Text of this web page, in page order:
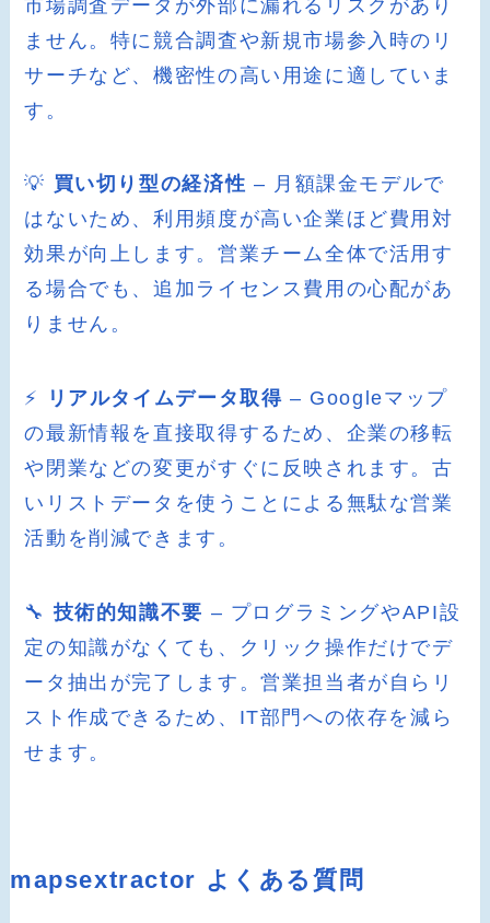
市場調査データが外部に漏れるリスクがあり
ません。特に競合調査や新規市場参入時のリ
サーチなど、機密性の高い用途に適していま
す。
💡 買い切り型の経済性 – 月額課金モデルで
はないため、利用頻度が高い企業ほど費用対
効果が向上します。営業チーム全体で活用す
る場合でも、追加ライセンス費用の心配があ
りません。
⚡ リアルタイムデータ取得 – Googleマップ
の最新情報を直接取得するため、企業の移転
や閉業などの変更がすぐに反映されます。古
いリストデータを使うことによる無駄な営業
活動を削減できます。
🔧 技術的知識不要 – プログラミングやAPI設
定の知識がなくても、クリック操作だけでデ
ータ抽出が完了します。営業担当者が自らリ
スト作成できるため、IT部門への依存を減ら
せます。
mapsextractor よくある質問